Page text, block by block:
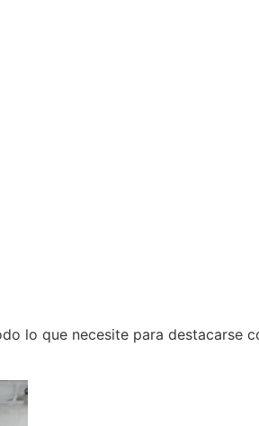
lo que necesite para destacarse